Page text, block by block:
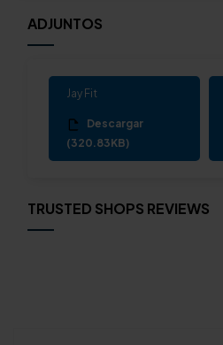
ADJUNTOS
Jay Fit
Descargar
(320.83KB)
TRUSTED SHOPS REVIEWS